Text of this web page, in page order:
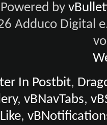
Powered by
Adduco Digital
In Postbit,
,vBNavTabs,
,